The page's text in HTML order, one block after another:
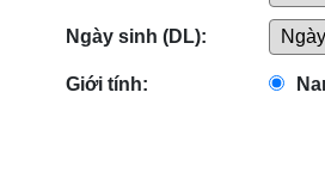
Ngày sinh (DL):
Giới tính: